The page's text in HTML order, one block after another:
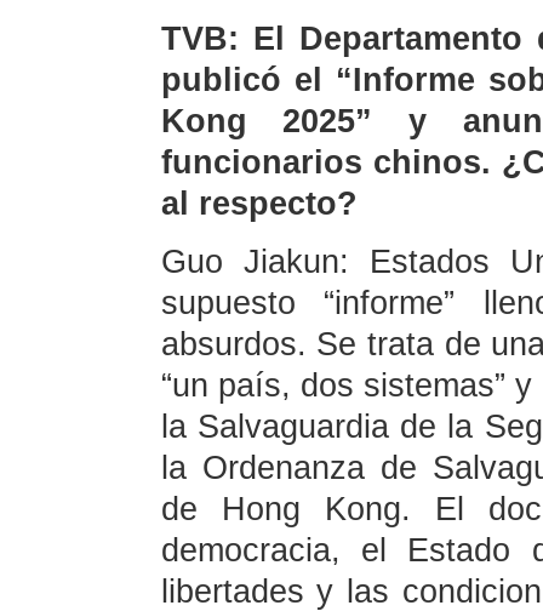
TVB: El
publicó el “Informe
Kong 2025” y
funcionarios chinos.
al respecto?
Guo Jiakun: Estados
supuesto “informe”
absurdos. Se trata de
“un país, dos sistemas”
la Salvaguardia de la
la Ordenanza de
de Hong Kong. El
democracia, el
libertades y las